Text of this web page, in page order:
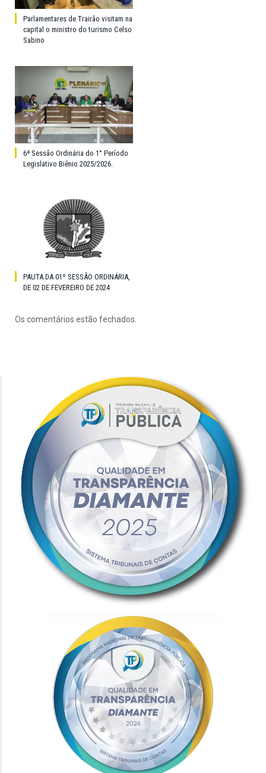
Parlamentares de Trairão visitam na
capital o ministro do turismo Celso
Sabino
6ª Sessão Ordinária do 1° Período
Legislativo Biênio 2025/2026.
PAUTA DA 01º SESSÃO ORDINÁRIA,
DE 02 DE FEVEREIRO DE 2024
Os comentários estão fechados.